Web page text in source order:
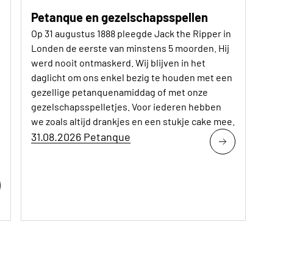
Petanque en gezelschapsspellen
Op 31 augustus 1888 pleegde Jack the Ripper in
Londen de eerste van minstens 5 moorden. Hij
werd nooit ontmaskerd. Wij blijven in het
daglicht om ons enkel bezig te houden met een
gezellige petanquenamiddag of met onze
gezelschapsspelletjes. Voor iederen hebben
we zoals altijd drankjes en een stukje cake mee.
31.08.2026 Petanque